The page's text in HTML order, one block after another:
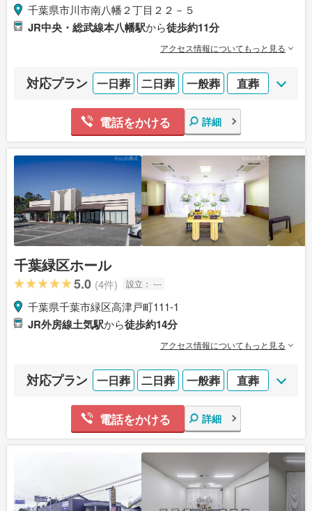
千葉県市川市南八幡２丁目２２－５
JR中央・総武線本八幡駅から徒歩約11分
アクセス情報についてもっと見る
対応プラン 一日葬 二日葬 一般葬 直葬
電話をかける 詳細
千葉緑区ホール
5.0 (4件) 設立： ---
千葉県千葉市緑区高津戸町111-1
JR外房線土気駅から徒歩約14分
アクセス情報についてもっと見る
対応プラン 一日葬 二日葬 一般葬 直葬
電話をかける 詳細